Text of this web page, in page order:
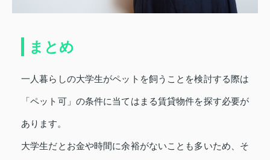
まとめ
一人暮らしの大学生がペットを飼うことを検討する際は
「ペット可」の条件に当てはまる賃貸物件を探す必要が
あります。
大学生だとお金や時間に余裕がないことも多いため、そ